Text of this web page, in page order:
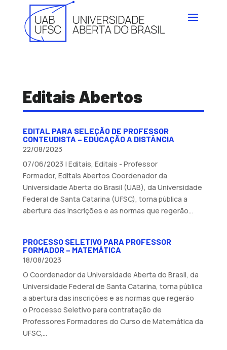
Editais Abertos
EDITAL PARA SELEÇÃO DE PROFESSOR
CONTEUDISTA – EDUCAÇÃO A DISTÂNCIA
22/08/2023
07/06/2023 | Editais, Editais - Professor
Formador, Editais Abertos Coordenador da
Universidade Aberta do Brasil (UAB), da Universidade
Federal de Santa Catarina (UFSC), torna pública a
abertura das inscrições e as normas que regerão...
PROCESSO SELETIVO PARA PROFESSOR
FORMADOR – MATEMÁTICA
18/08/2023
O Coordenador da Universidade Aberta do Brasil, da
Universidade Federal de Santa Catarina, torna pública
a abertura das inscrições e as normas que regerão
o Processo Seletivo para contratação de
Professores Formadores do Curso de Matemática da
UFSC,...